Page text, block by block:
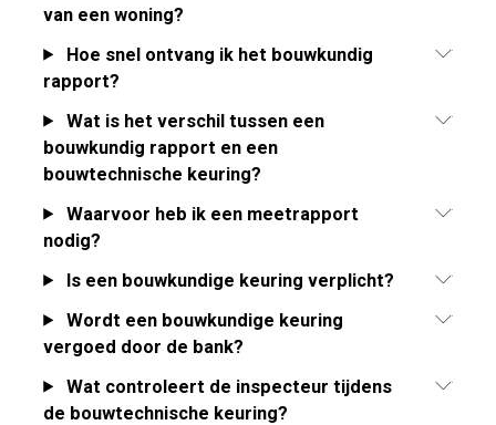
van een woning?
Hoe snel ontvang ik het bouwkundig
rapport?
Wat is het verschil tussen een
bouwkundig rapport en een
bouwtechnische keuring?
Waarvoor heb ik een meetrapport
nodig?
Is een bouwkundige keuring verplicht?
Wordt een bouwkundige keuring
vergoed door de bank?
Wat controleert de inspecteur tijdens
de bouwtechnische keuring?